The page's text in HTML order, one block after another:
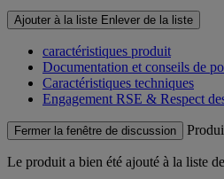
Ajouter à la liste Enlever de la liste
caractéristiques produit
Documentation et conseils de
Caractéristiques techniques
Engagement RSE & Respect
Fermer la fenêtre de discussion
Le produit a bien été ajouté à la liste